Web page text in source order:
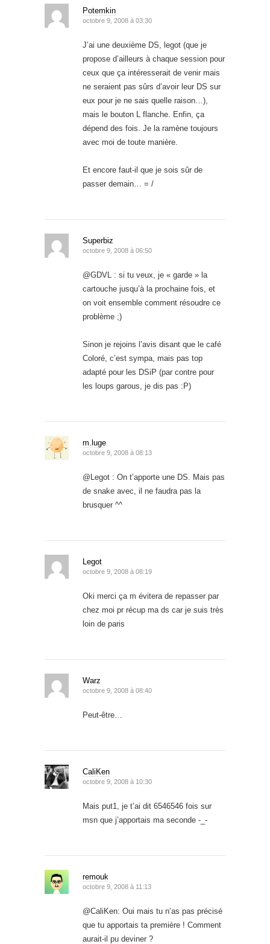
Potemkin
octobre 9, 2008 à 03:30
J’ai une deuxième DS, legot (que je
propose d’ailleurs à chaque session pour
ceux que ça intéresserait de venir mais
ne seraient pas sûrs d’avoir leur DS sur
eux pour je ne sais quelle raison…),
mais le bouton L flanche. Enfin, ça
dépend des fois. Je la ramène toujours
avec moi de toute manière.
Et encore faut-il que je sois sûr de
passer demain… = /
Superbiz
octobre 9, 2008 à 06:50
@GDVL : si tu veux, je « garde » la
cartouche jusqu’à la prochaine fois, et
on voit ensemble comment résoudre ce
problème ;)
Sinon je rejoins l’avis disant que le café
Coloré, c’est sympa, mais pas top
adapté pour les DSiP (par contre pour
les loups garous, je dis pas :P)
m.luge
octobre 9, 2008 à 08:13
@Legot : On t’apporte une DS. Mais pas
de snake avec, il ne faudra pas la
brusquer ^^
Legot
octobre 9, 2008 à 08:19
Oki merci ça m évitera de repasser par
chez moi pr récup ma ds car je suis très
loin de paris
Warz
octobre 9, 2008 à 08:40
Peut-être…
CaliKen
octobre 9, 2008 à 10:30
Mais put1, je t’ai dit 6546546 fois sur
msn que j’apportais ma seconde -_-
remouk
octobre 9, 2008 à 11:13
@CaliKen: Oui mais tu n’as pas précisé
que tu apportais ta première ! Comment
aurait-il pu deviner ?